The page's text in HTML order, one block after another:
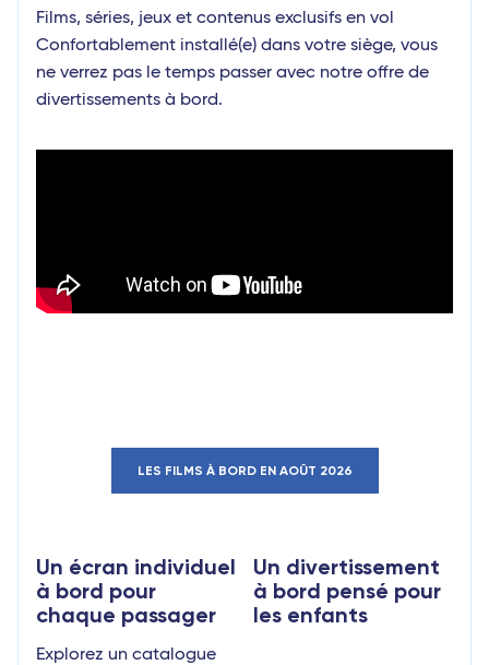
Films, séries, jeux et contenus exclusifs en vol
Confortablement installé(e) dans votre siège, vous
ne verrez pas le temps passer avec notre offre de
divertissements à bord.
LES FILMS À BORD EN AOÛT 2026
Un écran individuel
à bord pour
chaque passager
Explorez un catalogue
Un divertissement
à bord pensé pour
les enfants